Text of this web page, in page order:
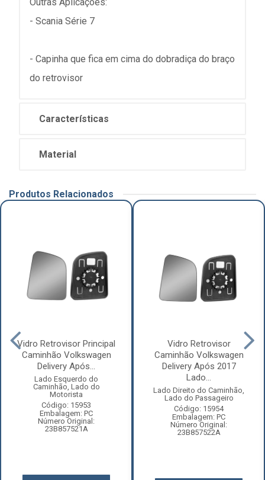
- Scania Série 7
- Capinha que fica em cima do dobradiça do braço
do retrovisor
Características
Material
Produtos Relacionados
Vidro Retrovisor Principal
Caminhão Volkswagen
Delivery Após...
Lado Esquerdo do
Caminhão, Lado do
Motorista
Código: 15953
Embalagem: PC
Número Original:
23B857521A
Vidro Retrovisor
Caminhão Volkswagen
Delivery Após 2017
Lado...
Lado Direito do Caminhão,
Lado do Passageiro
Código: 15954
Embalagem: PC
Número Original:
23B857522A